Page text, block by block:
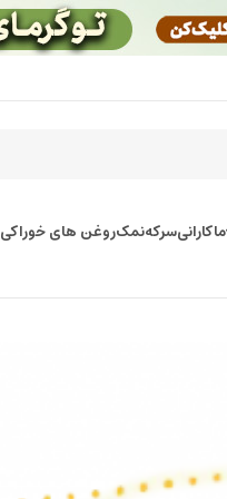
ماکارانیسرکهنمکروغن های خوراکی